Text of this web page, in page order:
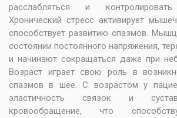
расслабляться и
Хронический стресс активирует
способствует развитию спазмов.
состоянии постоянного напряжения,
и начинают сокращаться даже при
Возраст играет свою роль в
спазмов в шее. С возрастом у
эластичность связок и
кровообращение, что